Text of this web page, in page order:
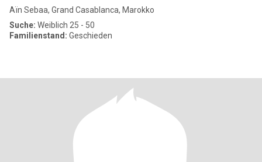
Aïn Sebaa, Grand Casablanca, Marokko
Suche: Weiblich 25 - 50
Familienstand: Geschieden